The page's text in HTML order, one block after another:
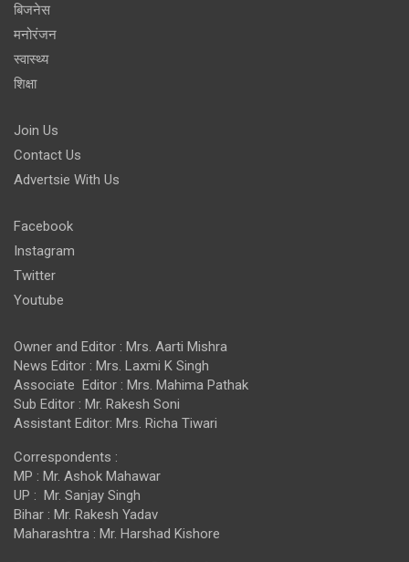
बिजनेस
मनोरंजन
स्वास्थ्य
शिक्षा
Join Us
Contact Us
Advertsie With Us
Facebook
Instagram
Twitter
Youtube
Owner and Editor : Mrs. Aarti Mishra
News Editor : Mrs. Laxmi K Singh
Associate Editor : Mrs. Mahima Pathak
Sub Editor : Mr. Rakesh Soni
Assistant Editor: Mrs. Richa Tiwari
Correspondents :
MP : Mr. Ashok Mahawar
UP : Mr. Sanjay Singh
Bihar : Mr. Rakesh Yadav
Maharashtra : Mr. Harshad Kishore